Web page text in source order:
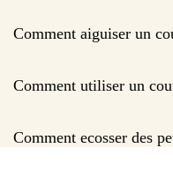
Comment aiguiser un
Comment utiliser un
Comment ecosser des